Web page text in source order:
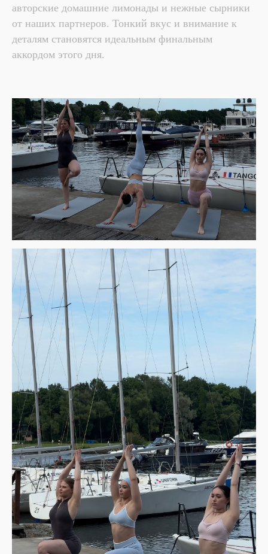
авторские домашние лимонады и нежные сырники
от наших партнеров. Тонкий вкус и внимание к
деталям становятся идеальным финальным
аккордом этого дня.
ЗАПЛАНИРУЙТЕ
ТРЕНИРОВКУ
+7